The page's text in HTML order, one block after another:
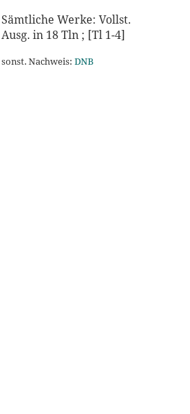
Sämtliche Werke: Vollst.
Ausg. in 18 Tln ; [Tl 1-4]
sonst. Nachweis: DNB